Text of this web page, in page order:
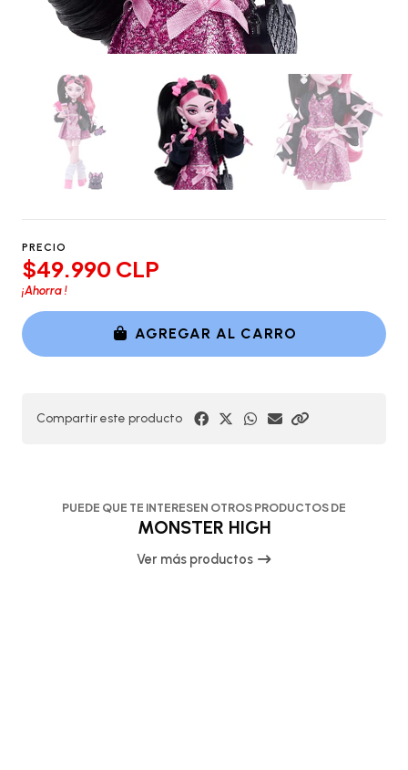
PRECIO
$49.990 CLP
¡Ahorra!
AGREGAR AL CARRO
Compartir este producto
PUEDE QUE TE INTERESEN OTROS PRODUCTOS DE
MONSTER HIGH
Ver más productos